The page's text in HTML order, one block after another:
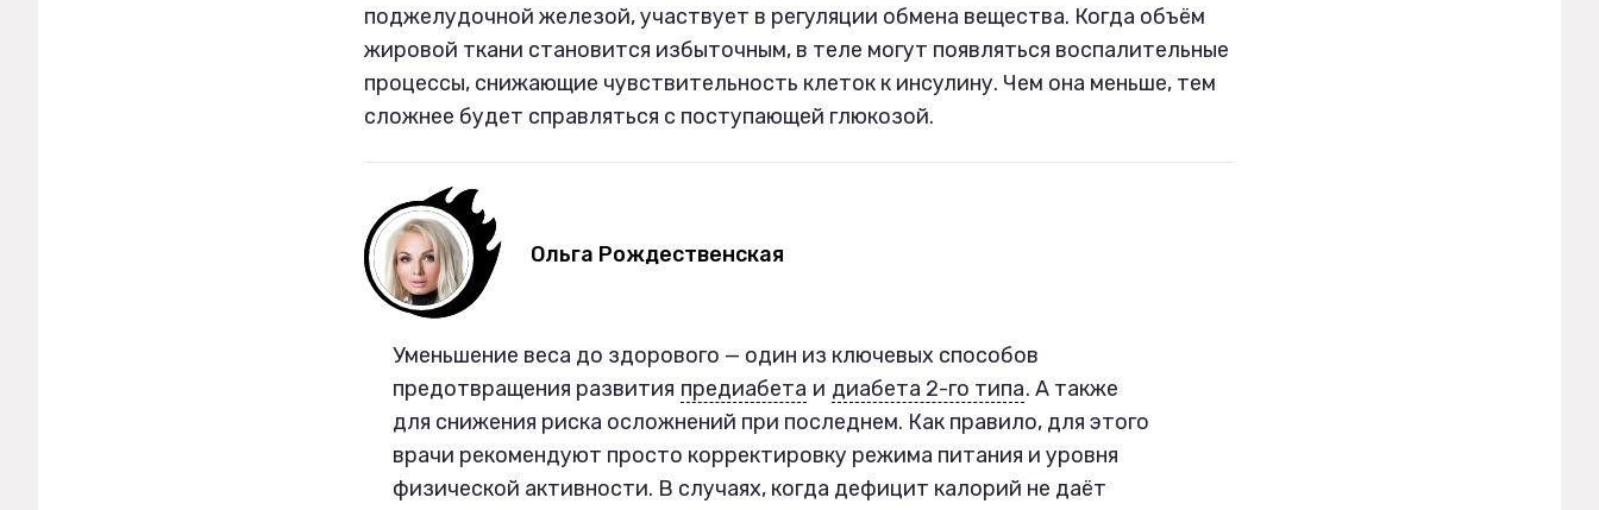
поджелудочной железой, участвует в регуляции обмена вещества. Когда объём
жировой ткани становится избыточным, в теле могут появляться воспалительные
процессы, снижающие чувствительность клеток к инсулину. Чем она меньше, тем
сложнее будет справляться с поступающей глюкозой.
Ольга Рождественская
Уменьшение веса до здорового — один из ключевых способов
предотвращения развития предиабета и диабета 2-го типа. А также
для снижения риска осложнений при последнем. Как правило, для этого
врачи рекомендуют просто корректировку режима питания и уровня
физической активности. В случаях, когда дефицит калорий не даёт